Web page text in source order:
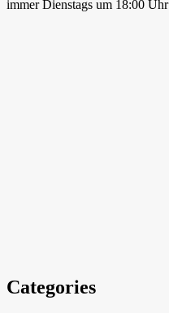
immer Dienstags um 18:00 Uhr
Categories